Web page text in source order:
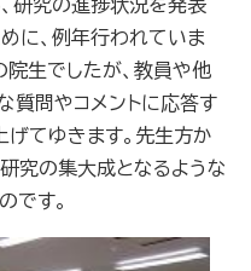
研究の進捗状況を発表
に、例年行われていま
院生でしたが、教員や他
質問やコメントに応答す
げてゆきます。先生方か
究の集大成となるような
です。